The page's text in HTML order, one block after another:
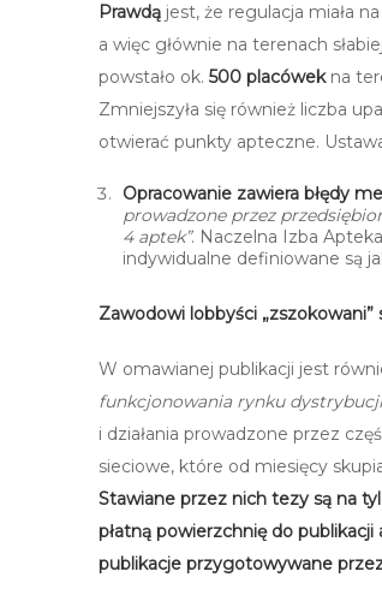
Prawdą jest, że regulacja miała
a więc głównie na terenach
powstało ok. 500 placówekna
Zmniejszyła się również liczba
otwierać punkty apteczne.
Opracowanie zawiera błędy
prowadzone przez
4 aptek”. Naczelna Izba
indywidualne definiowane są
Zawodowi lobbyści „zszokowani”
W omawianej publikacji jest
funkcjonowania rynku
i działania prowadzone przez
sieciowe, które od miesięcy
Stawiane przez nich tezy są na
płatną powierzchnię do
publikacje przygotowywane